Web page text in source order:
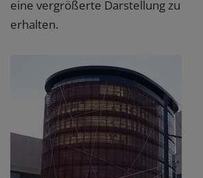
eine vergrößerte Darstellung zu
erhalten.